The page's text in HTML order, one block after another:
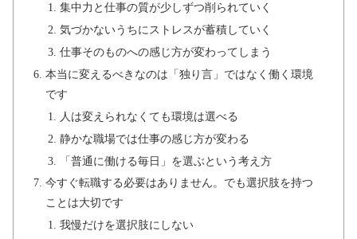
集中力と仕事の質が少しずつ削られていく
気づかないうちにストレスが蓄積していく
仕事そのものへの感じ方が変わってしまう
本当に変えるべきなのは「独り言」ではなく働く環境
です
人は変えられなくても環境は選べる
静かな職場では仕事の感じ方が変わる
「普通に働ける毎日」を選ぶという考え方
今すぐ転職する必要はありません。でも選択肢を持つ
ことは大切です
我慢だけを選択肢にしない